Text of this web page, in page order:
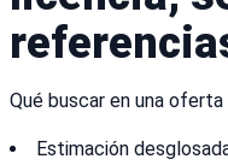
Qué buscar en una oferta
Estimación